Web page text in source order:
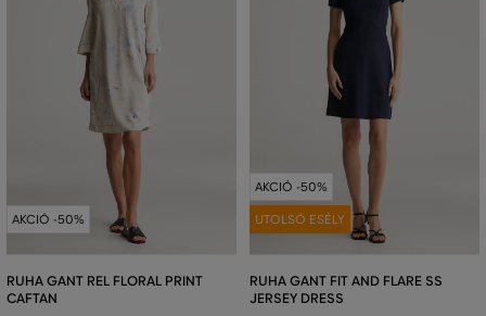
AKCIÓ -50%
RUHA GANT REL FLORAL PRINT
CAFTAN
AKCIÓ -50%
UTOLSÓ ESÉLY
RUHA GANT FIT AND FLARE SS
JERSEY DRESS